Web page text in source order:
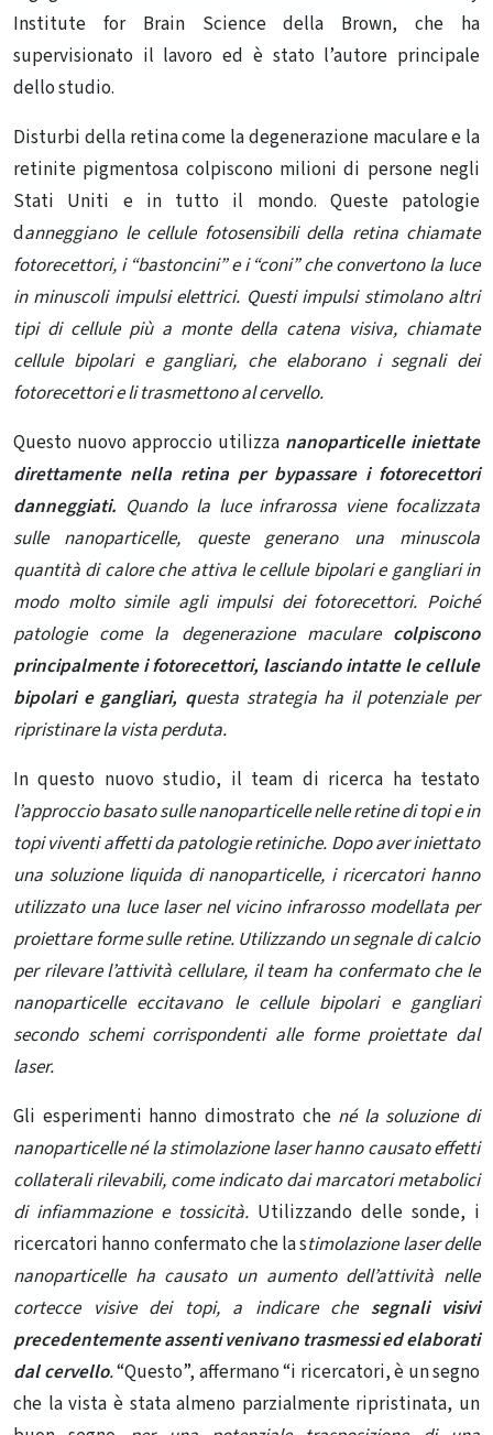
Institute for Brain Science della Brown, che ha
supervisionato il lavoro ed è stato l’autore principale
dello studio.
Disturbi della retina come la degenerazione maculare e la
retinite pigmentosa colpiscono milioni di persone negli
Stati Uniti e in tutto il mondo. Queste patologie
danneggiano le cellule fotosensibili della retina chiamate
fotorecettori, i “bastoncini” e i “coni” che convertono la luce
in minuscoli impulsi elettrici. Questi impulsi stimolano altri
tipi di cellule più a monte della catena visiva, chiamate
cellule bipolari e gangliari, che elaborano i segnali dei
fotorecettori e li trasmettono al cervello.
Questo nuovo approccio utilizza nanoparticelle iniettate
direttamente nella retina per bypassare i fotorecettori
danneggiati. Quando la luce infrarossa viene focalizzata
sulle nanoparticelle, queste generano una minuscola
quantità di calore che attiva le cellule bipolari e gangliari in
modo molto simile agli impulsi dei fotorecettori. Poiché
patologie come la degenerazione macularecolpiscono
principalmente i fotorecettori, lasciando intatte le cellule
bipolari e gangliari, questa strategia ha il potenziale per
ripristinare la vista perduta.
In questo nuovo studio, il team di ricerca ha testato
l’approccio basato sulle nanoparticelle nelle retine di topi e in
topi viventi affetti da patologie retiniche. Dopo aver iniettato
una soluzione liquida di nanoparticelle, i ricercatori hanno
utilizzato una luce laser nel vicino infrarosso modellata per
proiettare forme sulle retine. Utilizzando un segnale di calcio
per rilevare l’attività cellulare, il team ha confermato che le
nanoparticelle eccitavano le cellule bipolari e gangliari
secondo schemi corrispondenti alle forme proiettate dal
laser.
Gli esperimenti hanno dimostrato chené la soluzione di
nanoparticelle né la stimolazione laser hanno causato effetti
collaterali rilevabili, come indicato dai marcatori metabolici
di infiammazione e tossicità. Utilizzando delle sonde, i
ricercatori hanno confermato che la stimolazione laser delle
nanoparticelle ha causato un aumento dell’attività nelle
cortecce visive dei topi, a indicare chesegnali visivi
precedentemente assenti venivano trasmessi ed elaborati
dal cervello.“Questo”, affermano “i ricercatori, è un segno
che la vista è stata almeno parzialmente ripristinata, un